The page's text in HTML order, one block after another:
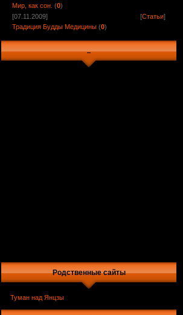
Мир, как сон. (0)
[07.11.2009]
[Статьи]
Традиция Будды Медицины (0)
..
Родственные сайты
Туман над Янцзы